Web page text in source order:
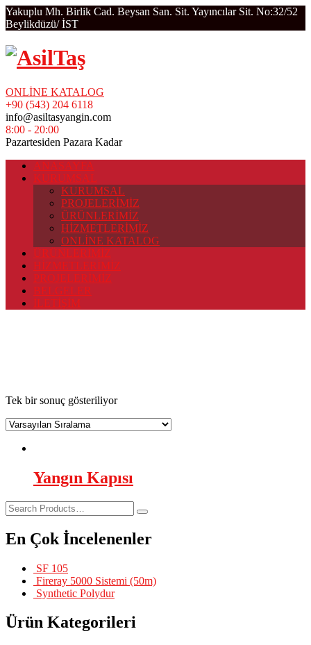
Yakuplu Mh. Birlik Cad. Beysan San. Sit. Yayıncılar Sit. No:32/52
Beylikdüzü/ İST
ONLİNE KATALOG
+90 (543) 204 6118
info@asiltasyangin.com
8:00 - 20:00
Pazartesiden Pazara Kadar
ANASAYFA
KURUMSAL
KURUMSAL
PROJELERİMİZ
ÜRÜNLERİMİZ
HİZMETLERİMİZ
ONLİNE KATALOG
ÜRÜNLERİMİZ
HİZMETLERİMİZ
PROJELERİMİZ
BELGELER
İLETİŞİM
Tek bir sonuç gösteriliyor
Yangın Kapısı
En Çok İncelenenler
SF 105
Fireray 5000 Sistemi (50m)
Synthetic Polydur
Ürün Kategorileri